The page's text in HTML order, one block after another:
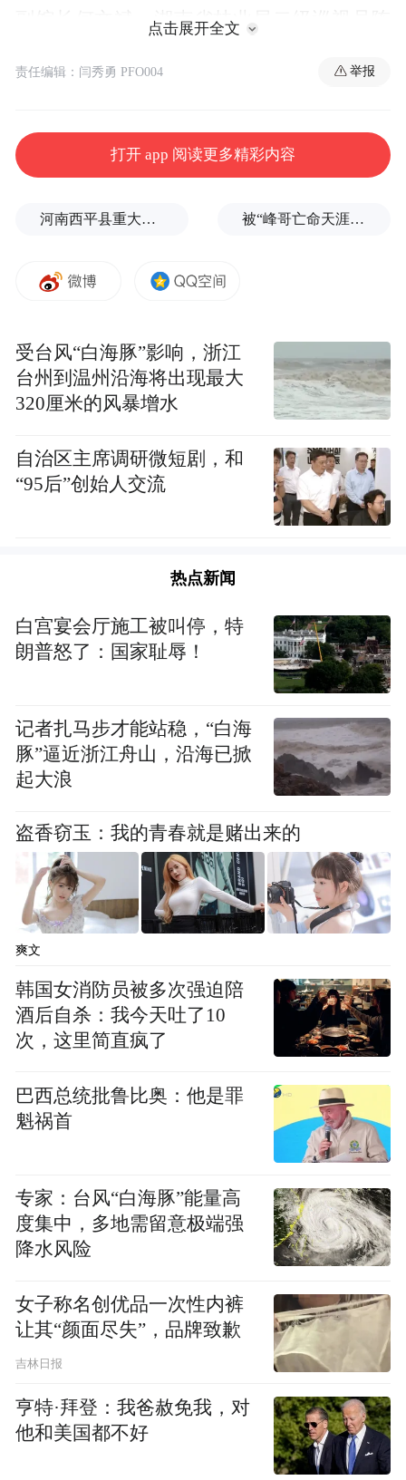
副馆长何文斌，湖南省林业局二级巡视员陈
中南林业科技大学副校长黄忠良，湖南省人
姚红等领导嘉宾及来自全省14个市州的220名
会员参加会议。
湖南省生态保护志愿服务联合会第二届会长
五年，联合会不断发挥省级环保组织“枢纽平
创造了多个“湖南首创”甚至“全国率先”：探
索湘赣边千年鸟道跨省联保联动机制，率先
组建环境公益律师行动网络，首创社会组织
与司法鉴定机构“先鉴定后付费”模式；实施
开展的“湖南河小青”项目，五年净滩8万余
次，入选水利部全国河湖长制典型案例，成
为团中央向全国推广的“湖南经验”。联合会
还通过“守护好一江碧水”青年环保联合行动
等一系列活动撬动长江流域128个团队，将湖
南的公众参与模式输出至华中、华南乃至联
合国气候变化大会舞台。获评4A级社会组
赠税前扣除资格，其“党建引领+平台赋能+专
业深耕”的发展路径，为省级环保社会组织服
受湖南省生态保护志愿服务联合会第二届监
事会监事长傅强委托，党支部书记兼副会长
肖杰作监事会工作报告，从监督履职、财务
点击展开全文
责任编辑：闫秀勇 PFO004 举报
打开 app 阅读更多精彩内容
河南西平县重大刑案嫌疑人落网，在一片玉米地里被抓 被“峰哥亡命天涯”举报偷税漏税，《铁齿铜牙纪晓岚》编剧汪海林回应
受台风“白海豚”影响，浙江
台州到温州沿海将出现最大
320厘米的风暴增水
自治区主席调研微短剧，和
“95后”创始人交流
热点新闻
白宫宴会厅施工被叫停，特
朗普怒了：国家耻辱！
记者扎马步才能站稳，“白海
豚”逼近浙江舟山，沿海已掀
起大浪
盗香窃玉：我的青春就是赌出来的
爽文
韩国女消防员被多次强迫陪
酒后自杀：我今天吐了10
次，这里简直疯了
巴西总统批鲁比奥：他是罪
魁祸首
专家：台风“白海豚”能量高
度集中，多地需留意极端强
降水风险
女子称名创优品一次性内裤
让其“颜面尽失”，品牌致歉
吉林日报
亨特·拜登：我爸赦免我，对
他和美国都不好